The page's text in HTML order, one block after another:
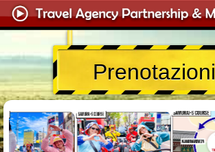
Prenotazioni